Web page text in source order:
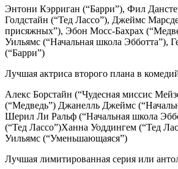
Энтони Кэрриган (“Барри”), Фил
Голдстайн (“Тед Лассо”), Джеймс
присяжных”), Эбон Мосс-Бахрах
Уильямс (“Начальная школа Эбботта”),
(“Барри”)
Лучшая актриса второго плана в
Алекс Борстайн (“Чудесная миссис
(“Медведь”) Джанелль Джеймс
Шерил Ли Ральф (“Начальная школа
(“Тед Лассо”)Ханна Уоддингем (“Тед
Уильямс (“Уменьшающаяся”)
Лучшая лимитированная серия или